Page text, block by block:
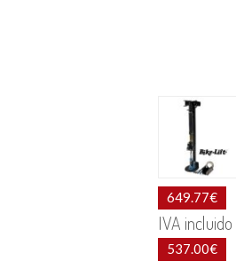
649.77€
IVA incluido
537.00€